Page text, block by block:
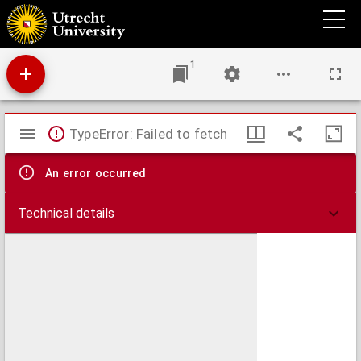
Spoorwegkaart van het Koningrijk der Nederlanden
1
Mirador
viewer
TypeError: Failed to fetch
An error occurred
Technical details